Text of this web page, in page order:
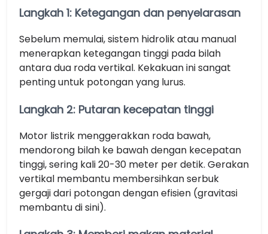
Langkah 1: Ketegangan dan penyelarasan
Sebelum memulai, sistem hidrolik atau manual
menerapkan ketegangan tinggi pada bilah
antara dua roda vertikal. Kekakuan ini sangat
penting untuk potongan yang lurus.
Langkah 2: Putaran kecepatan tinggi
Motor listrik menggerakkan roda bawah,
mendorong bilah ke bawah dengan kecepatan
tinggi, sering kali 20-30 meter per detik. Gerakan
vertikal membantu membersihkan serbuk
gergaji dari potongan dengan efisien (gravitasi
membantu di sini).